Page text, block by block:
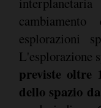
esplorazioni
L'esplorazione
previste oltre
dello spazio